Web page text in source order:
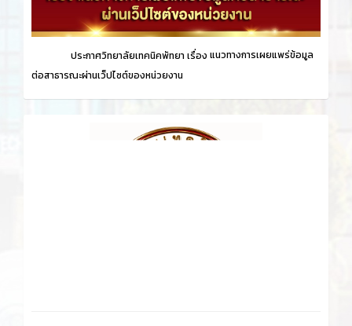
ประกาศวิทยาลัยเทคนิคพัทยา เรื่อง แนวทางการเผยแพร่ข้อมูล
ต่อสาธารณะผ่านเว็ปไซต์ของหน่วยงาน